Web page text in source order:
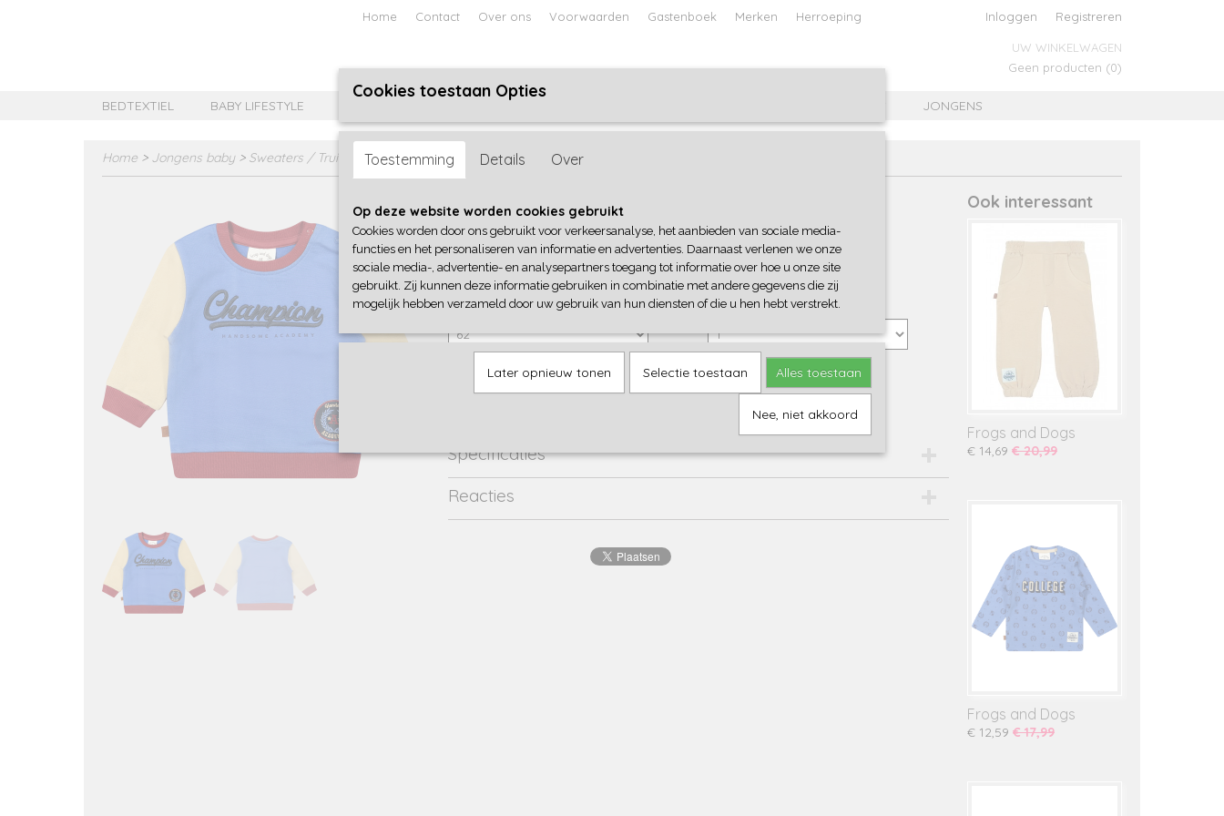
Home Contact Over ons Voorwaarden Gastenboek Merken Herroeping Inloggen Registreren
UW WINKELWAGEN
Geen producten (0)
BEDTEXTIEL BABY LIFESTYLE JONGENS BABY JONGENS
Home > Jongens baby> Sweaters / Truien / Vesten>Frogs and Dogs
Frogs and Dogs
€ 18,99 € 13,29 (inclusief btw 21%)
✓Op voorraad
Frogs and Dogs Aantal
IN WINKELWAGEN
Specificaties
Productcode leverancier
Reacties
Ook interessant
Frogs and Dogs
€ 14,69 € 20,99
Frogs and Dogs
€ 12,59 € 17,99
Cookies toestaan Opties
Toestemming Details Over
Op deze website worden cookies gebruikt
Cookies worden door ons gebruikt voor verkeersanalyse, het aanbieden van sociale media-
functies en het personaliseren van informatie en advertenties. Daarnaast verlenen we onze
sociale media-, advertentie- en analysepartners toegang tot informatie over hoe u onze site
gebruikt. Zij kunnen deze informatie gebruiken in combinatie met andere gegevens die zij
mogelijk hebben verzameld door uw gebruik van hun diensten of die u hen hebt verstrekt.
Later opnieuw tonen Selectie toestaan Alles toestaan
Nee, niet akkoord